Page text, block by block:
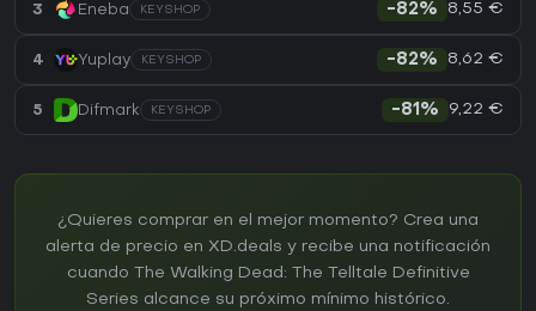
3 Eneba KEYSHOP -82% 8,55 €
4 Yuplay KEYSHOP -82% 8,62 €
5 Difmark KEYSHOP -81% 9,22 €
¿Quieres comprar en el mejor momento? Crea una
alerta de precio en XD.deals y recibe una notificación
cuando The Walking Dead: The Telltale Definitive
Series alcance su próximo mínimo histórico.